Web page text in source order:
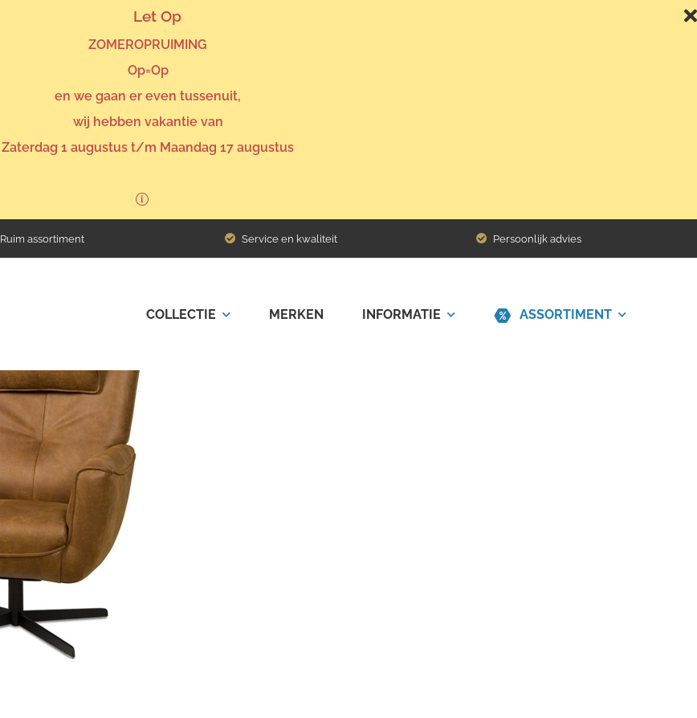
Ruim assortiment Service en kwaliteit Persoonlijk advies
Let Op
ZOMEROPRUIMING
Op=Op
en we gaan er even tussenuit,
wij hebben vakantie van
Zaterdag 1 augustus t/m Maandag 17 augustus
COLLECTIE MERKEN INFORMATIE ASSORTIMENT